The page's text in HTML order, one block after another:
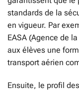
standards de la
en vigueur. Par
EASA (Agence de
aux élèves une
transport aérien
Ensuite, le profil des